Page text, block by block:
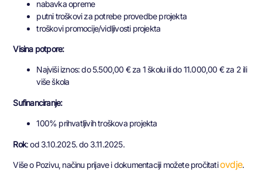
nabavka opreme
putni troškovi za potrebe provedbe projekta
troškovi promocije/vidljivosti projekta
Visina potpore:
Najviši iznos: do 5.500,00 € za 1 školu ili do 11.000,00 € za 2 ili
više škola
Sufinanciranje:
100% prihvatljivih troškova projekta
Rok: od 3.10.2025. do 3.11.2025.
Više o Pozivu, načinu prijave i dokumentaciji možete pročitatiovdje.